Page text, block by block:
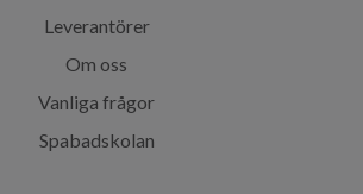
Leverantörer
Om oss
Vanliga frågor
Spabadskolan